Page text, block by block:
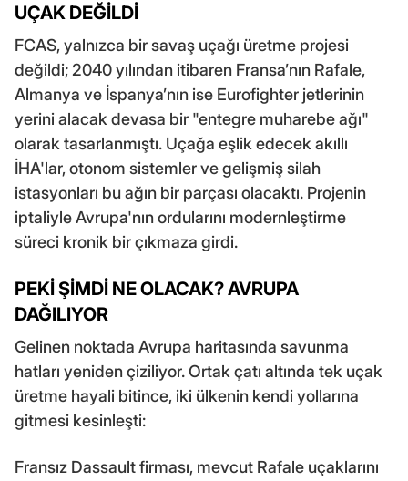
UÇAK DEĞİLDİ
FCAS, yalnızca bir savaş uçağı üretme projesi
değildi; 2040 yılından itibaren Fransa’nın Rafale,
Almanya ve İspanya’nın ise Eurofighter jetlerinin
yerini alacak devasa bir "entegre muharebe ağı"
olarak tasarlanmıştı. Uçağa eşlik edecek akıllı
İHA'lar, otonom sistemler ve gelişmiş silah
istasyonları bu ağın bir parçası olacaktı. Projenin
iptaliyle Avrupa'nın ordularını modernleştirme
süreci kronik bir çıkmaza girdi.
PEKİ ŞİMDİ NE OLACAK? AVRUPA
DAĞILIYOR
Gelinen noktada Avrupa haritasında savunma
hatları yeniden çiziliyor. Ortak çatı altında tek uçak
üretme hayali bitince, iki ülkenin kendi yollarına
gitmesi kesinleşti:
Fransız Dassault firması, mevcut Rafale uçaklarını